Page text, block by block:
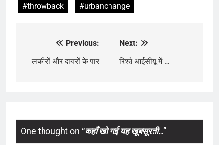
#throwback
#urbanchange
navigation
Previous:
लकीरों और दायरों के पार
Next:
रिश्ते आईसीयू में …
One thought on “कहाँ खो गई यह खूबसूरती..”